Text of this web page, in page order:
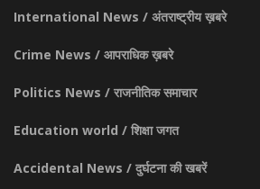
International News / अंतराष्ट्रीय ख़बरे
Crime News / आपराधिक ख़बरे
Politics News / राजनीतिक समाचार
Education world / शिक्षा जगत
Accidental News / दुर्घटना की खबरें